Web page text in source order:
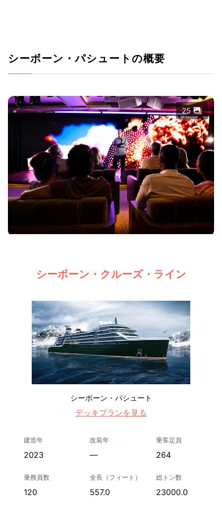
シーボーン・パシュートの概要
25
シーボーン・クルーズ・ライン
シーボーン・パシュート
デッキプランを見る
建造年
2023
改装年
—
乗客定員
264
乗務員数
120
全長（フィート）
557.0
総トン数
23000.0